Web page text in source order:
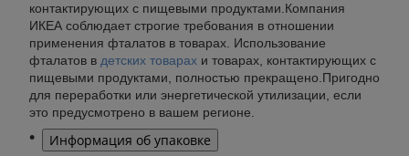
контактирующих с пищевыми продуктами.Компания
ИКЕА соблюдает строгие требования в отношении
применения фталатов в товарах. Использование
фталатов в детских товарах и товарах, контактирующих с
пищевыми продуктами, полностью прекращено.Пригодно
для переработки или энергетической утилизации, если
это предусмотрено в вашем регионе.
Информация об упаковке